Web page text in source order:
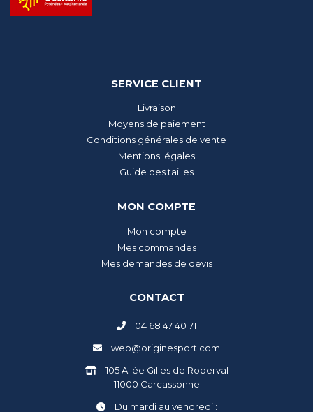
SERVICE CLIENT
Livraison
Moyens de paiement
Conditions générales de vente
Mentions légales
Guide des tailles
MON COMPTE
Mon compte
Mes commandes
Mes demandes de devis
CONTACT
04 68 47 40 71
web@originesport.com
105 Allée Gilles de Roberval
11000 Carcassonne
Du mardi au vendredi :